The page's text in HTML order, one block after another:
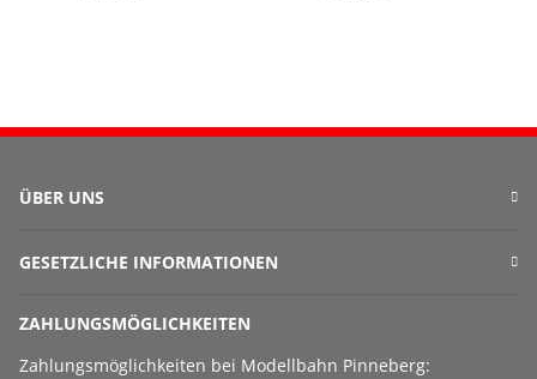
ÜBER UNS
GESETZLICHE INFORMATIONEN
ZAHLUNGSMÖGLICHKEITEN
Zahlungsmöglichkeiten bei Modellbahn Pinneberg: